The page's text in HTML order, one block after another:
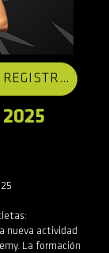
PHYSIOTHERAPY REGISTRATION
nueva actividad
La formación